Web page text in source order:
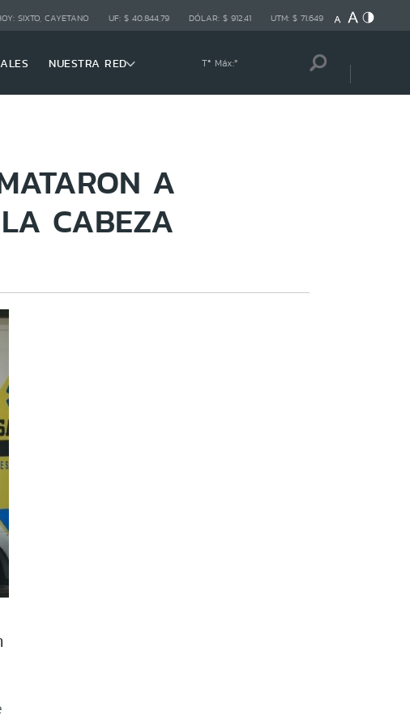
SIXTO, CAYETANO UF: $ 40.844,79 DÓLAR: $ 912,41 UTM: $ 71.649
NUESTRA RED Tª Máx:º
A
CABEZA